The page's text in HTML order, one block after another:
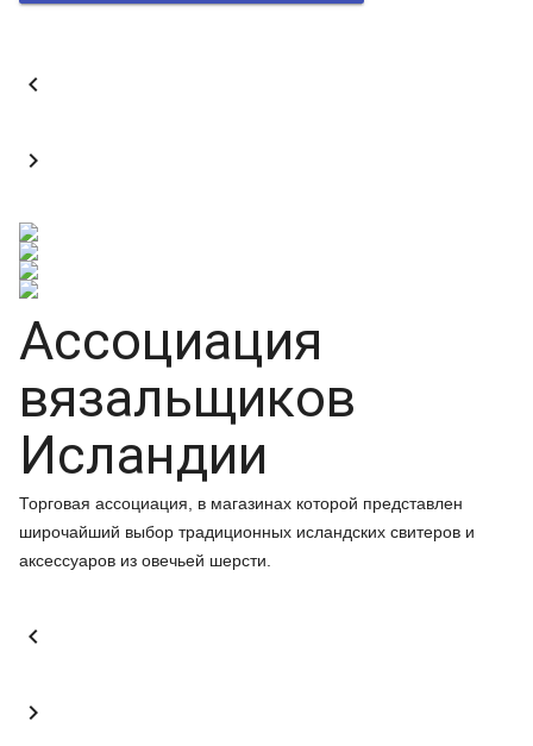


Ассоциация
вязальщиков
Исландии
Торговая ассоциация, в магазинах которой представлен
широчайший выбор традиционных исландских свитеров и
аксессуаров из овечьей шерсти.

